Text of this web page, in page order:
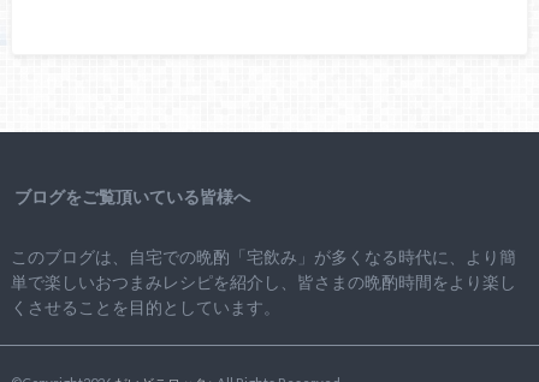
ブログをご覧頂いている皆様へ
このブログは、自宅での晩酌「宅飲み」が多くなる時代に、より簡
単で楽しいおつまみレシピを紹介し、皆さまの晩酌時間をより楽し
くさせることを目的としています。